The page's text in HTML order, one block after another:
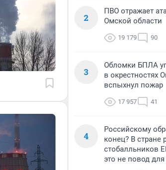
2
ПВО отражает
Омской области
19 179 90
3
Обломки БПЛА
в окрестностях
вспыхнул пожар
17 957 41
4
Российскому
конец? В стране
стобалльников
это не повод для